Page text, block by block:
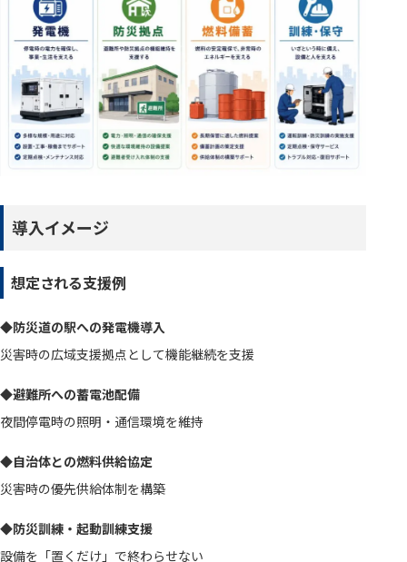
導入イメージ
想定される支援例
◆防災道の駅への発電機導入
災害時の広域支援拠点として機能継続を支援
◆避難所への蓄電池配備
夜間停電時の照明・通信環境を維持
◆自治体との燃料供給協定
災害時の優先供給体制を構築
◆防災訓練・起動訓練支援
設備を「置くだけ」で終わらせない